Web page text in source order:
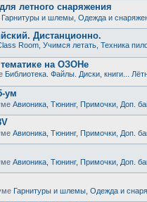
летного снаряжения
Гарнитуры и шлемы, Одежда и
Дистанционно.
Room, Учимся летать, Техника
на ОЗОНе
Библиотека. Файлы. Диски, книги...
ум
Авионика, Тюнинг, Примочки, Доп.
Авионика, Тюнинг, Примочки, Доп.
Авионика, Тюнинг, Примочки, Доп.
Гарнитуры и шлемы, Одежда и